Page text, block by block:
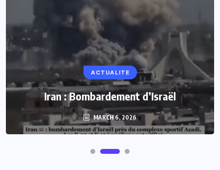
ACTUALITE
Iran : Bombardement d’Israël
MARCH 6, 2026